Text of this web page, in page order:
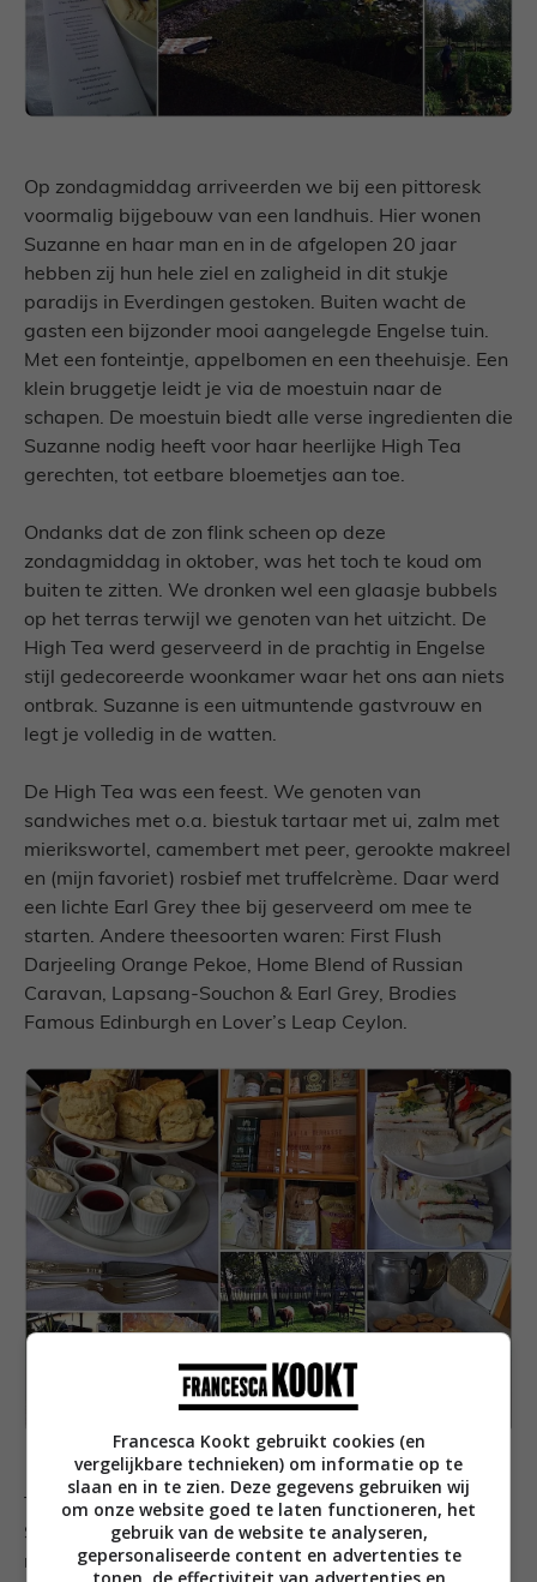
Op zondagmiddag arriveerden we bij een pittoresk
voormalig bijgebouw van een landhuis. Hier wonen
Suzanne en haar man en in de afgelopen 20 jaar
hebben zij hun hele ziel en zaligheid in dit stukje
paradijs in Everdingen gestoken. Buiten wacht de
gasten een bijzonder mooi aangelegde Engelse tuin.
Met een fonteintje, appelbomen en een theehuisje. Een
klein bruggetje leidt je via de moestuin naar de
schapen. De moestuin biedt alle verse ingredienten die
Suzanne nodig heeft voor haar heerlijke High Tea
gerechten, tot eetbare bloemetjes aan toe.
Ondanks dat de zon flink scheen op deze
zondagmiddag in oktober, was het toch te koud om
buiten te zitten. We dronken wel een glaasje bubbels
op het terras terwijl we genoten van het uitzicht. De
High Tea werd geserveerd in de prachtig in Engelse
stijl gedecoreerde woonkamer waar het ons aan niets
ontbrak. Suzanne is een uitmuntende gastvrouw en
legt je volledig in de watten.
De High Tea was een feest. We genoten van
sandwiches met o.a. biestuk tartaar met ui, zalm met
mierikswortel, camembert met peer, gerookte makreel
en (mijn favoriet) rosbief met truffelcrème. Daar werd
een lichte Earl Grey thee bij geserveerd om mee te
starten. Andere theesoorten waren: First Flush
Darjeeling Orange Pekoe, Home Blend of Russian
Caravan, Lapsang-Souchon & Earl Grey, Brodies
Famous Edinburgh en Lover’s Leap Ceylon.
Terwijl wij nog aan onze sandwiches zaten bakte
Suzanne de scones in de keuken, want volgens haar
moeten ze direct uit de oven komen. Nou, geloof me,
Francesca Kookt gebruikt cookies (en
vergelijkbare technieken) om informatie op te
slaan en in te zien. Deze gegevens gebruiken wij
om onze website goed te laten functioneren, het
gebruik van de website te analyseren,
gepersonaliseerde content en advertenties te